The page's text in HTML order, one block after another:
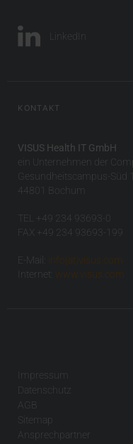
LinkedIn
KONTAKT
VISUS Health IT GmbH
ein Unternehmen der
Gesundheitscampus-Süd
44801 Bochum
TEL +49 234 93693-0
FAX +49 234 93693-199
E-Mail:
info(at)visus.com
Internet:
www.visus.com
Impressum
Datenschutz
AGB
Sitemap
Ansprechpartner